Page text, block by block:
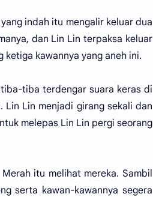
indah itu mengalir keluar dua
dan Lin Lin terpaksa keluar
ketiga kawannya yang aneh ini.
tiba terdengar suara keras di
Lin menjadi girang sekali dan
melepas Lin Lin pergi seorang
itu melihat mereka. Sambil
serta kawan-kawannya segera